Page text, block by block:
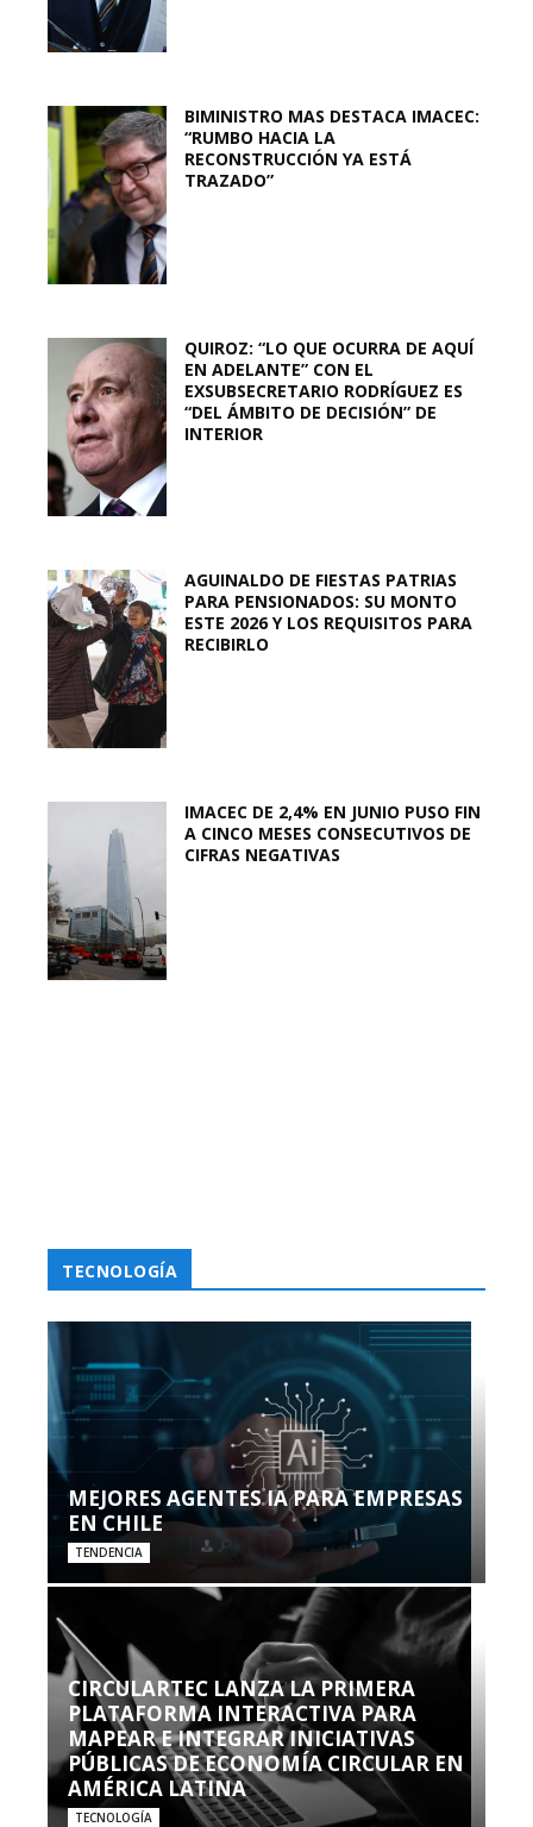
BIMINISTRO MAS DESTACA IMACEC:
“RUMBO HACIA LA
RECONSTRUCCIÓN YA ESTÁ
TRAZADO”
QUIROZ: “LO QUE OCURRA DE AQUÍ
EN ADELANTE” CON EL
EXSUBSECRETARIO RODRÍGUEZ ES
“DEL ÁMBITO DE DECISIÓN” DE
INTERIOR
AGUINALDO DE FIESTAS PATRIAS
PARA PENSIONADOS: SU MONTO
ESTE 2026 Y LOS REQUISITOS PARA
RECIBIRLO
IMACEC DE 2,4% EN JUNIO PUSO FIN
A CINCO MESES CONSECUTIVOS DE
CIFRAS NEGATIVAS
TECNOLOGÍA
MEJORES AGENTES IA PARA EMPRESAS
EN CHILE
TENDENCIA
CIRCULARTEC LANZA LA PRIMERA
PLATAFORMA INTERACTIVA PARA
MAPEAR E INTEGRAR INICIATIVAS
PÚBLICAS DE ECONOMÍA CIRCULAR EN
AMÉRICA LATINA
TECNOLOGÍA